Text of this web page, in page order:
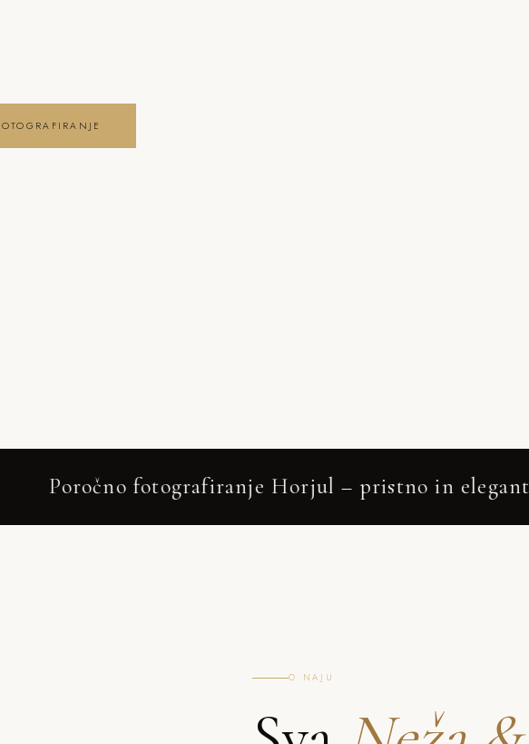
Horjul – pristno in elegantno – Neža & Tadej
O NAJU